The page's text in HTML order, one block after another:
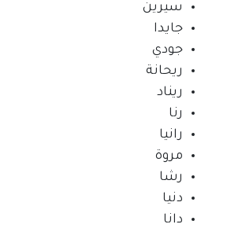
سيرين
جايدا
جودي
ريحانة
ريناد
رنا
رانيا
مروة
رشا
دنيا
دانا